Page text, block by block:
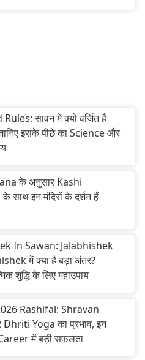
सावन में क्यों वर्जित हैं
इसके पीछे का Science और
के अनुसार Kashi
साथ इन मंदिरों के दर्शन हैं
In Sawan: Jalabhishek
में क्या है बड़ा अंतर?
शुद्धि के लिए महाउपाय
Rashifal: Shravan
Yoga का प्रभाव, इन
में बड़ी सफलता